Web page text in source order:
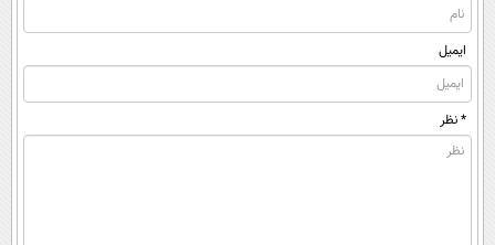
ایمیل
* نظر